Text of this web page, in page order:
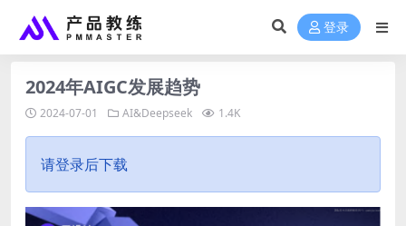
登录
2024年AIGC发展趋势
2024-07-01 AI&Deepseek 1.4K
请登录后下载